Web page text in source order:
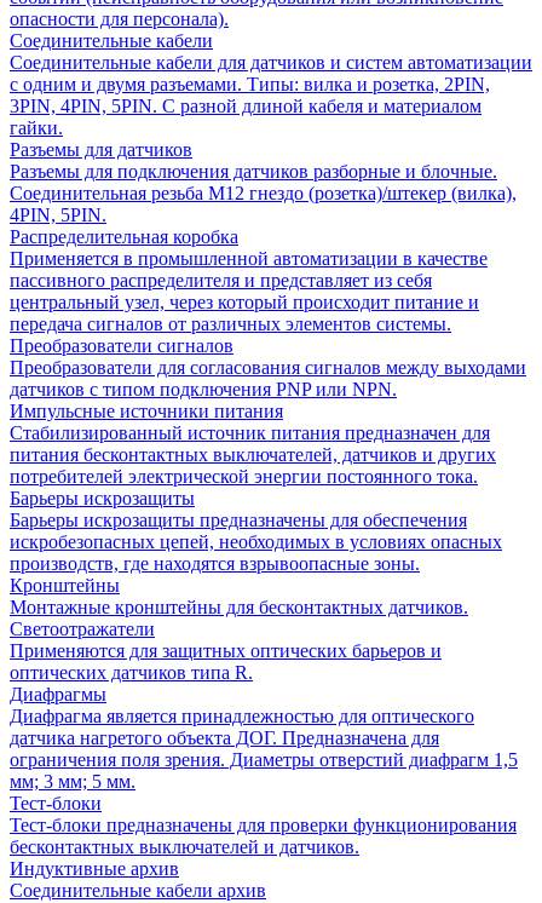
опасности для персонала).
Соединительные кабели
Соединительные кабели для датчиков и систем автоматизации
с одним и двумя разъемами. Типы: вилка и розетка, 2PIN,
3PIN, 4PIN, 5PIN. С разной длиной кабеля и материалом
гайки.
Разъемы для датчиков
Разъемы для подключения датчиков разборные и блочные.
Соединительная резьба М12 гнездо (розетка)/штекер (вилка),
4PIN, 5PIN.
Распределительная коробка
Применяется в промышленной автоматизации в качестве
пассивного распределителя и представляет из себя
центральный узел, через который происходит питание и
передача сигналов от различных элементов системы.
Преобразователи сигналов
Преобразователи для согласования сигналов между выходами
датчиков с типом подключения PNP или NPN.
Импульсные источники питания
Стабилизированный источник питания предназначен для
питания бесконтактных выключателей, датчиков и других
потребителей электрической энергии постоянного тока.
Барьеры искрозащиты
Барьеры искрозащиты предназначены для обеспечения
искробезопасных цепей, необходимых в условиях опасных
производств, где находятся взрывоопасные зоны.
Кронштейны
Монтажные кронштейны для бесконтактных датчиков.
Светоотражатели
Применяются для защитных оптических барьеров и
оптических датчиков типа R.
Диафрагмы
Диафрагма является принадлежностью для оптического
датчика нагретого объекта ДОГ. Предназначена для
ограничения поля зрения. Диаметры отверстий диафрагм 1,5
мм; 3 мм; 5 мм.
Тест-блоки
Тест-блоки предназначены для проверки функционирования
бесконтактных выключателей и датчиков.
Индуктивные архив
Соединительные кабели архив